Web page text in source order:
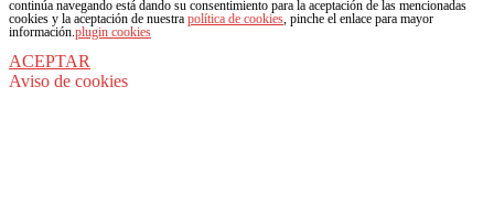
continúa navegando está dando su consentimiento para la aceptación de las mencionadas
cookies y la aceptación de nuestra política de cookies, pinche el enlace para mayor
información.plugin cookies
ACEPTAR
Aviso de cookies